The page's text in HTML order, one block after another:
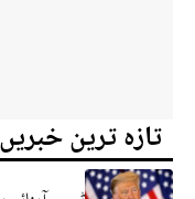
تازہ ترین خبریں